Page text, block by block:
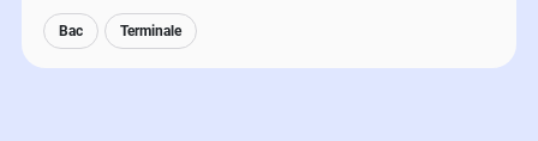
Bac Terminale